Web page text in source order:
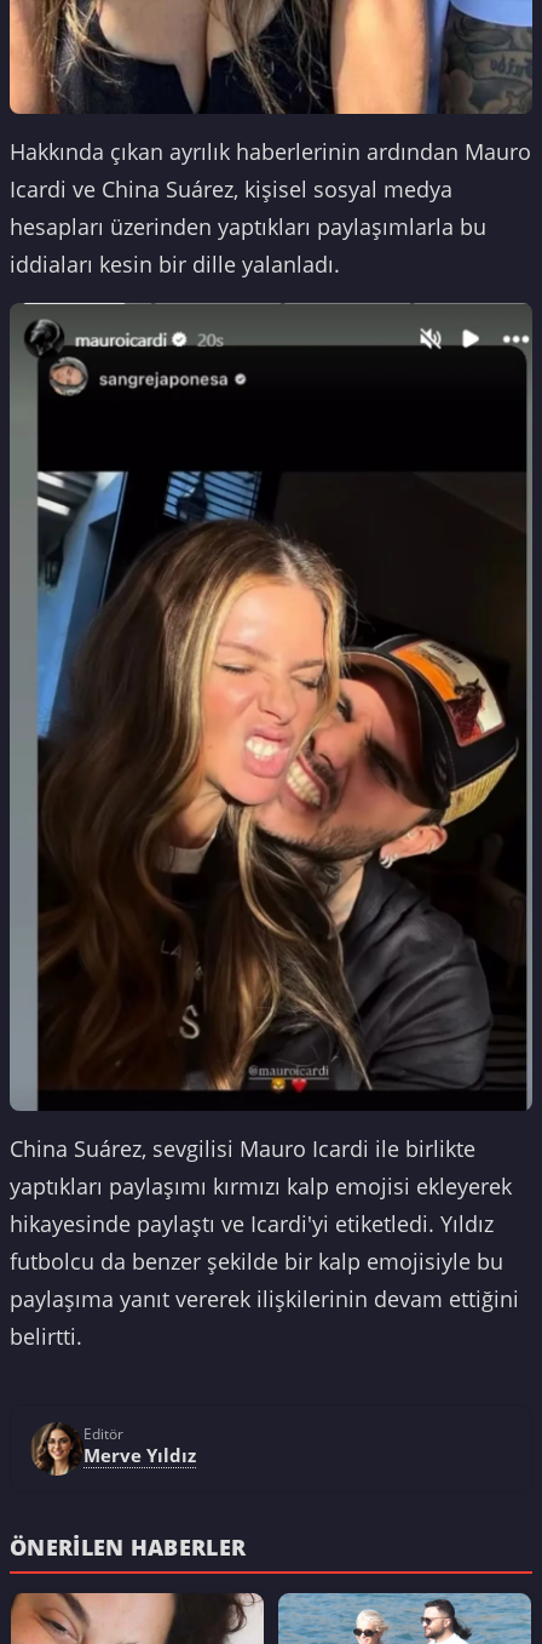
Hakkında çıkan ayrılık haberlerinin ardından Mauro
Icardi ve China Suárez, kişisel sosyal medya
hesapları üzerinden yaptıkları paylaşımlarla bu
iddiaları kesin bir dille yalanladı.
China Suárez, sevgilisi Mauro Icardi ile birlikte
yaptıkları paylaşımı kırmızı kalp emojisi ekleyerek
hikayesinde paylaştı ve Icardi'yi etiketledi. Yıldız
futbolcu da benzer şekilde bir kalp emojisiyle bu
paylaşıma yanıt vererek ilişkilerinin devam ettiğini
belirtti.
Editör
Merve Yıldız
ÖNERILEN HABERLER